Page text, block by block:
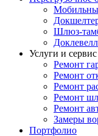
Шлюз-
Услуги и сервис
Ремонт
Ремонт
Ремонт
Ремонт
Ремонт
Замеры
Портфолио